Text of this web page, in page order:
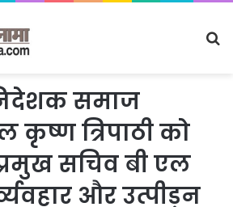
समाज
त्रिपाठी को
सचिव बी एल
और उत्पीड़न